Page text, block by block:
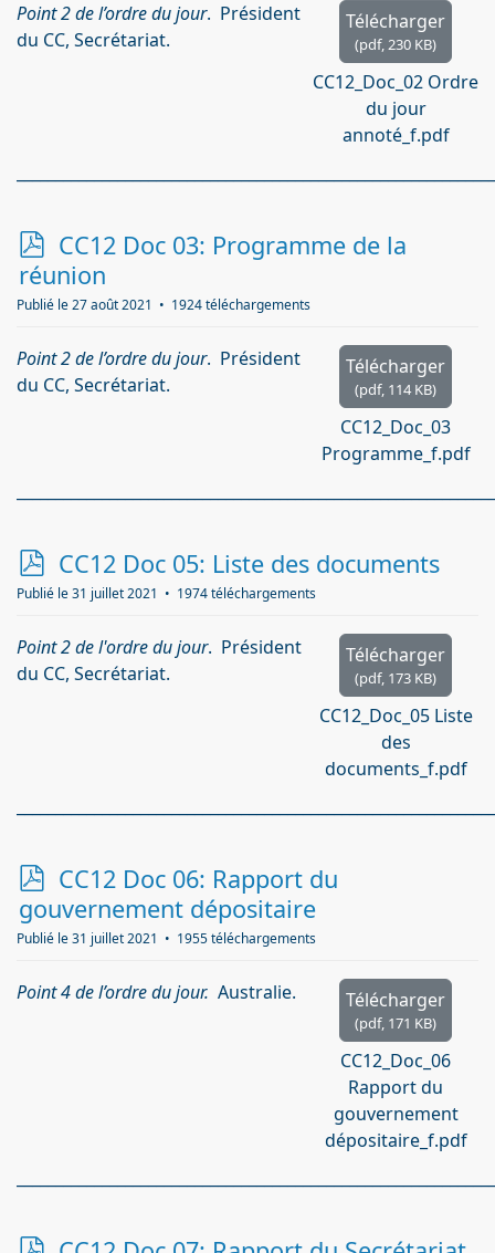
Télécharger
(pdf,230 KB)
CC12_Doc_02 Ordre
du jour
annoté_f.pdf
Point 2 de l’ordre du jour. Président
du CC, Secrétariat.
p
d
f
CC12 Doc 03: Programme de la
réunion
Publié le 27 août 2021 1924 téléchargements
Télécharger
(pdf, 114 KB)
CC12_Doc_03
Programme_f.pdf
Point 2 de l’ordre du jour. Président
du CC, Secrétariat.
p
d
CC12 Doc 05: Liste des documents
Publié le 31 juillet 2021 1974 téléchargements
Télécharger
(pdf, 173 KB)
CC12_Doc_05 Liste
des
documents_f.pdf
Point 2 de l'ordre du jour. Président
du CC, Secrétariat.
p
d
f
CC12 Doc 06: Rapport du
gouvernement dépositaire
Publié le 31 juillet 2021 1955 téléchargements
Télécharger
(pdf, 171 KB)
CC12_Doc_06
Rapport du
gouvernement
dépositaire_f.pdf
Point 4 de l’ordre du jour. Australie.